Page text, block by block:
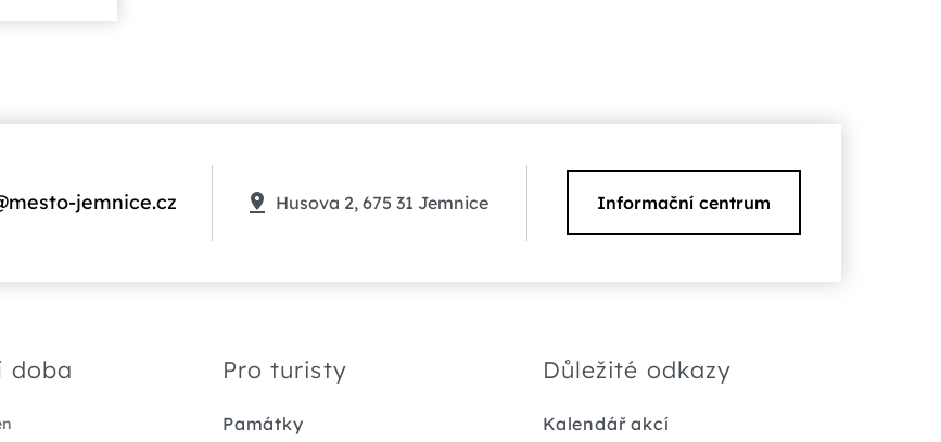
jemnice.cz Husova 2, 675 31 Jemnice Informační centrum
doba Pro turisty
Památky
Důležité odkazy
Kalendář akcí